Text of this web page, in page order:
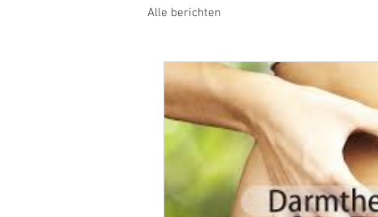
Alle berichten